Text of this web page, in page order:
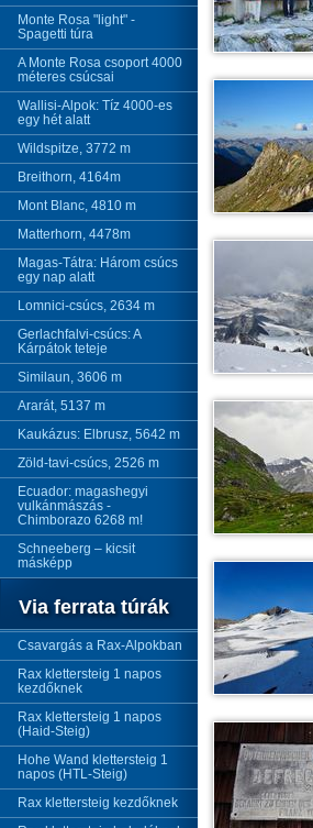
Monte Rosa "light" -
Spagetti túra
A Monte Rosa csoport 4000
méteres csúcsai
Wallisi-Alpok: Tíz 4000-es
egy hét alatt
Wildspitze, 3772 m
Breithorn, 4164m
Mont Blanc, 4810 m
Matterhorn, 4478m
Magas-Tátra: Három csúcs
egy nap alatt
Lomnici-csúcs, 2634 m
Gerlachfalvi-csúcs: A
Kárpátok teteje
Similaun, 3606 m
Ararát, 5137 m
Kaukázus: Elbrusz, 5642 m
Zöld-tavi-csúcs, 2526 m
Ecuador: magashegyi
vulkánmászás -
Chimborazo 6268 m!
Schneeberg – kicsit
másképp
Via ferrata túrák
Csavargás a Rax-Alpokban
Rax klettersteig 1 napos
kezdőknek
Rax klettersteig 1 napos
(Haid-Steig)
Hohe Wand klettersteig 1
napos (HTL-Steig)
Rax klettersteig kezdőknek